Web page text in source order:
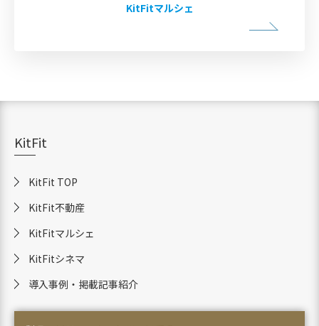
KitFitマルシェ
KitFit
KitFit TOP
KitFit不動産
KitFitマルシェ
KitFitシネマ
導入事例・掲載記事紹介